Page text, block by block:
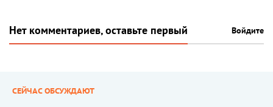
Нет комментариев, оставьте первый Войдите
СЕЙЧАС ОБСУЖДАЮТ